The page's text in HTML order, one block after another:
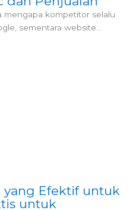
mengapa kompetitor selalu
sementara website...
yang Efektif untuk
untuk